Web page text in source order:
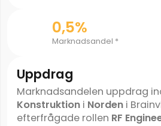
0,5%
Marknadsandel *
Uppdrag
Marknadsandelen uppdrag
Konstruktioni Nordeni
efterfrågade rollen RF